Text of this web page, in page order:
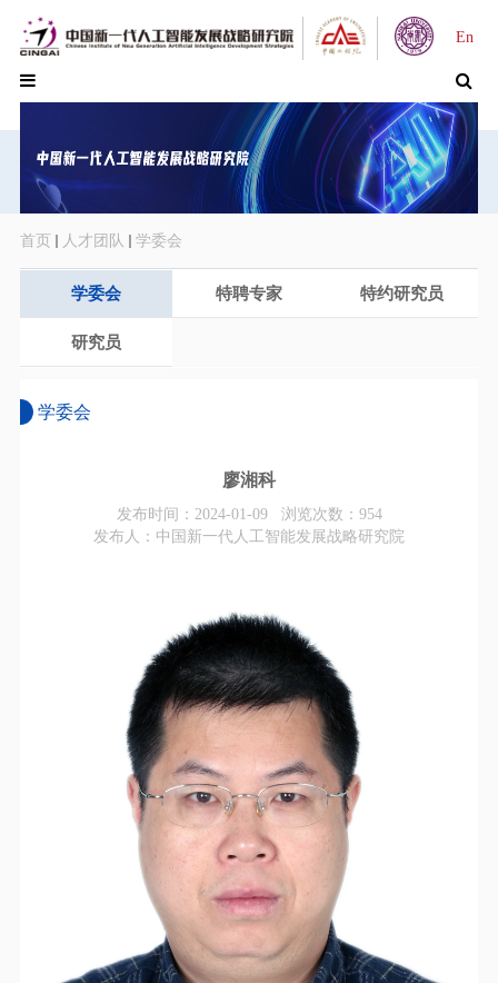
En
首页 人才团队 学委会
学委会 特聘专家 特约研究员
研究员
学委会
廖湘科
发布时间：2024-01-09 浏览次数： 954
发布人：中国新一代人工智能发展战略研究院